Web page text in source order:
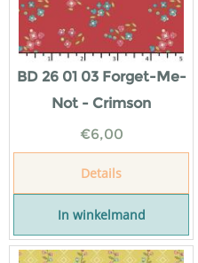
BD 26 01 03 Forget-Me-
Not - Crimson
€6,00
Details
In winkelmand